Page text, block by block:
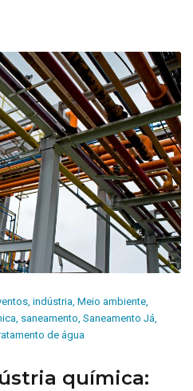
indústria Meio ambiente
saneamento Saneamento Já
de água
química: